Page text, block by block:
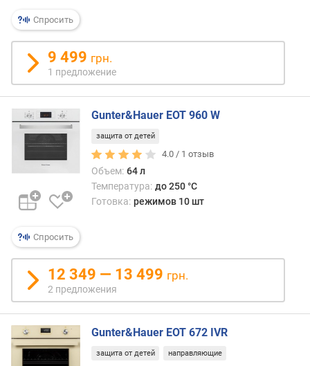
в
а
н
и
я
(
м
м
)
р
и
а
д
л
я
в
с
т
р
а
Спросить
9 499 грн.
1 предложение
Спросить
Gunter&Hauer EOT 960 W
защита от детей
4.0 / 1 отзыв
Объем: 64 л
Температура: до 250 °C
Готовка: режимов 10 шт
12 349 — 13 499 грн.
2 предложения
Gunter&Hauer EOT 672 IVR
защита от детей направляющие